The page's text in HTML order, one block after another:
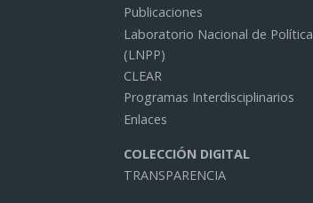
Publicaciones
Laboratorio Nacional de
(LNPP)
CLEAR
Programas Interdisciplinarios
Enlaces
COLECCIÓN DIGITAL
TRANSPARENCIA